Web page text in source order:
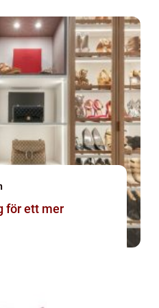
för ett mer